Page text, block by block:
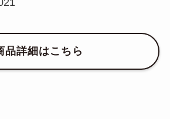
品詳細はこちら